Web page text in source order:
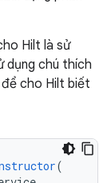
Hilt là sử
dụng chú thích
cho Hilt biết
(